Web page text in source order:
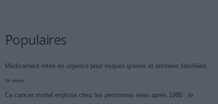
Populaires
Médicament retiré en urgence pour risques graves et données falsifiées
3k views
Ce cancer mortel explose chez les personnes nées après 1980 : le